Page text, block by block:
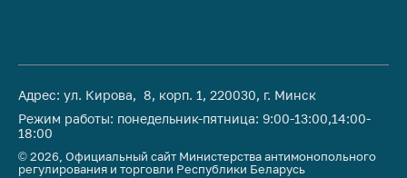
Адрес: ул. Кирова, 8, корп. 1, 220030, г. Минск
Режим работы: понедельник-пятница: 9:00-13:00,14:00-
18:00
© 2026, Официальный сайт Министерства антимонопольного
регулирования и торговли Республики Беларусь